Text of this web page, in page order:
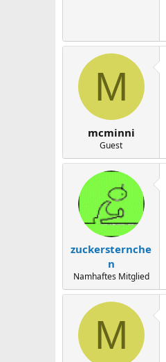
M
mcminni
Guest
zuckersternche
n
Namhaftes Mitglied
M